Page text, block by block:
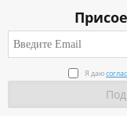
Я даю